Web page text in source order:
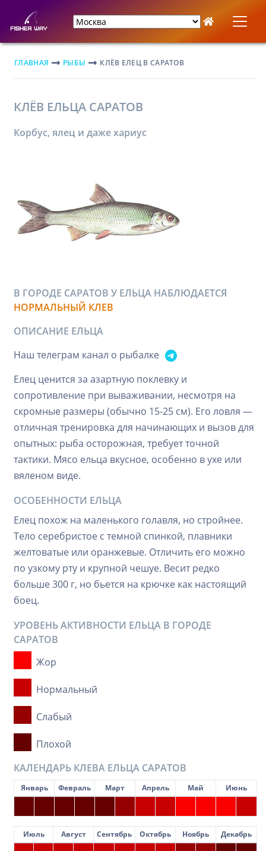
ГЛАВНАЯ РЫБЫ КЛЁВ ЕЛЕЦ В САРАТОВ
КЛЁВ ЕЛЬЦА САРАТОВ
Корбус, ялец и даже хариус
В ГОРОДЕ САРАТОВ У ЕЛЬЦА НАБЛЮДАЕТСЯ
НОРМАЛЬНЫЙ КЛЕВ
ОПИСАНИЕ ЕЛЬЦА
Наш телеграм канал о рыбалке
Елец ценится за азартную поклевку и
сопротивление при вываживании, несмотря на
скромные размеры (обычно 15-25 см). Его ловля —
отличная тренировка для начинающих и вызов для
опытных: рыба осторожная, требует точной
тактики. Мясо ельца вкусное, особенно в ухе или
вяленом виде.
ОСОБЕННОСТИ ЕЛЬЦА
Елец похож на маленького голавля, но стройнее.
Тело серебристое с темной спинкой, плавники
желтоватые или оранжевые. Отличить его можно
по узкому рту и крупной чешуе. Весит редко
больше 300 г, но бьется на крючке как настоящий
боец.
УРОВЕНЬ АКТИВНОСТИ ЕЛЬЦА В ГОРОДЕ
САРАТОВ
Жор
Нормальный
Слабый
Плохой
КАЛЕНДАРЬ КЛЕВА ЕЛЬЦА САРАТОВ
Январь Февраль Март Апрель Май Июнь
Июль Август Сентябрь Октябрь Ноябрь Декабрь